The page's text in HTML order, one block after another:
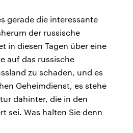
gerade die interessante
der russische
in diesen Tagen über eine
auf das russische
zu schaden, und es
Geheimdienst, es stehe
dahinter, die in den
sei. Was halten Sie denn